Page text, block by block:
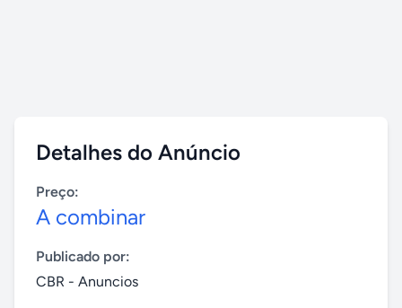
Detalhes do Anúncio
Preço:
A combinar
Publicado por:
CBR - Anuncios